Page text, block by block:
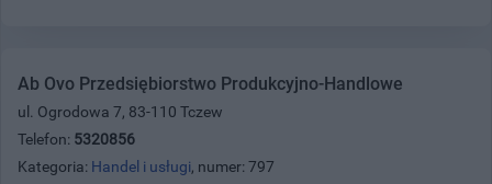
Ab Ovo Przedsiębiorstwo Produkcyjno-Handlowe
ul. Ogrodowa 7, 83-110 Tczew
Telefon: 5320856
Kategoria: Handel i usługi, numer: 797